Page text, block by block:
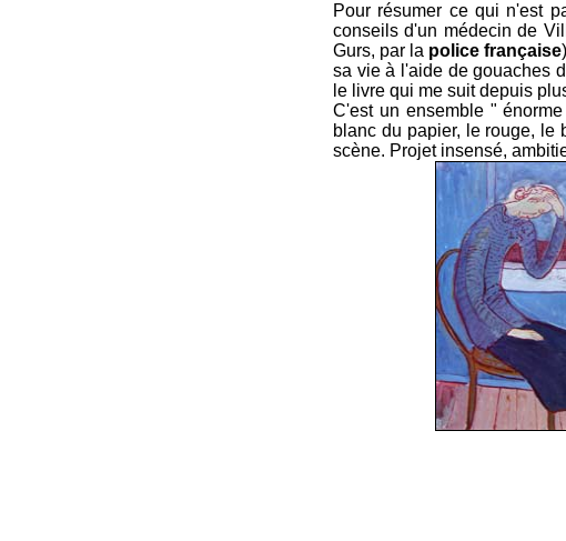
Pour résumer ce qui n'est
conseils d'un médecin de
Gurs, par la police française
sa vie à l'aide de gouaches
le livre qui me suit depuis
C'est un ensemble "
blanc du papier, le rouge, le
scène. Projet insensé,